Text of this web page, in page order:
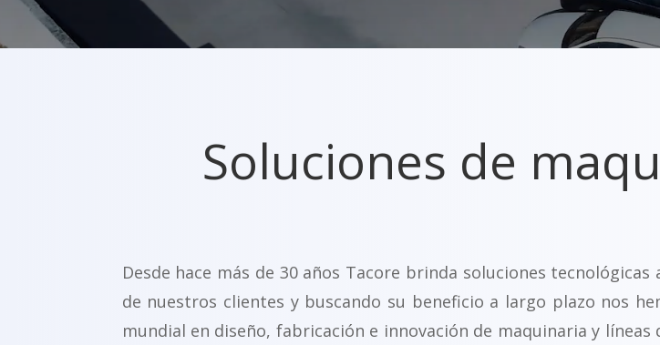
Soluciones de
Desde hace más de 30 años Tacore brinda soluciones
de nuestros clientes y buscando su beneficio a largo plazo nos
mundial en diseño, fabricación e innovación de maquinaria y